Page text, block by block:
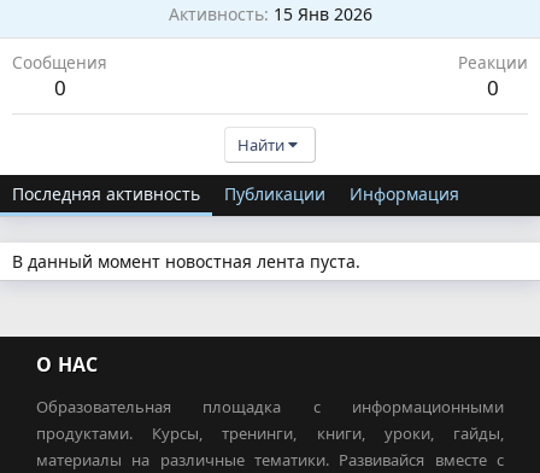
Активность 15 Янв 2026
Сообщения
0
Реакции
0
Найти
Последняя активность Публикации Информация
В данный момент новостная лента пуста.
О НАС
Образовательная площадка с информационными
продуктами. Курсы, тренинги, книги, уроки, гайды,
материалы на различные тематики. Развивайся вместе с